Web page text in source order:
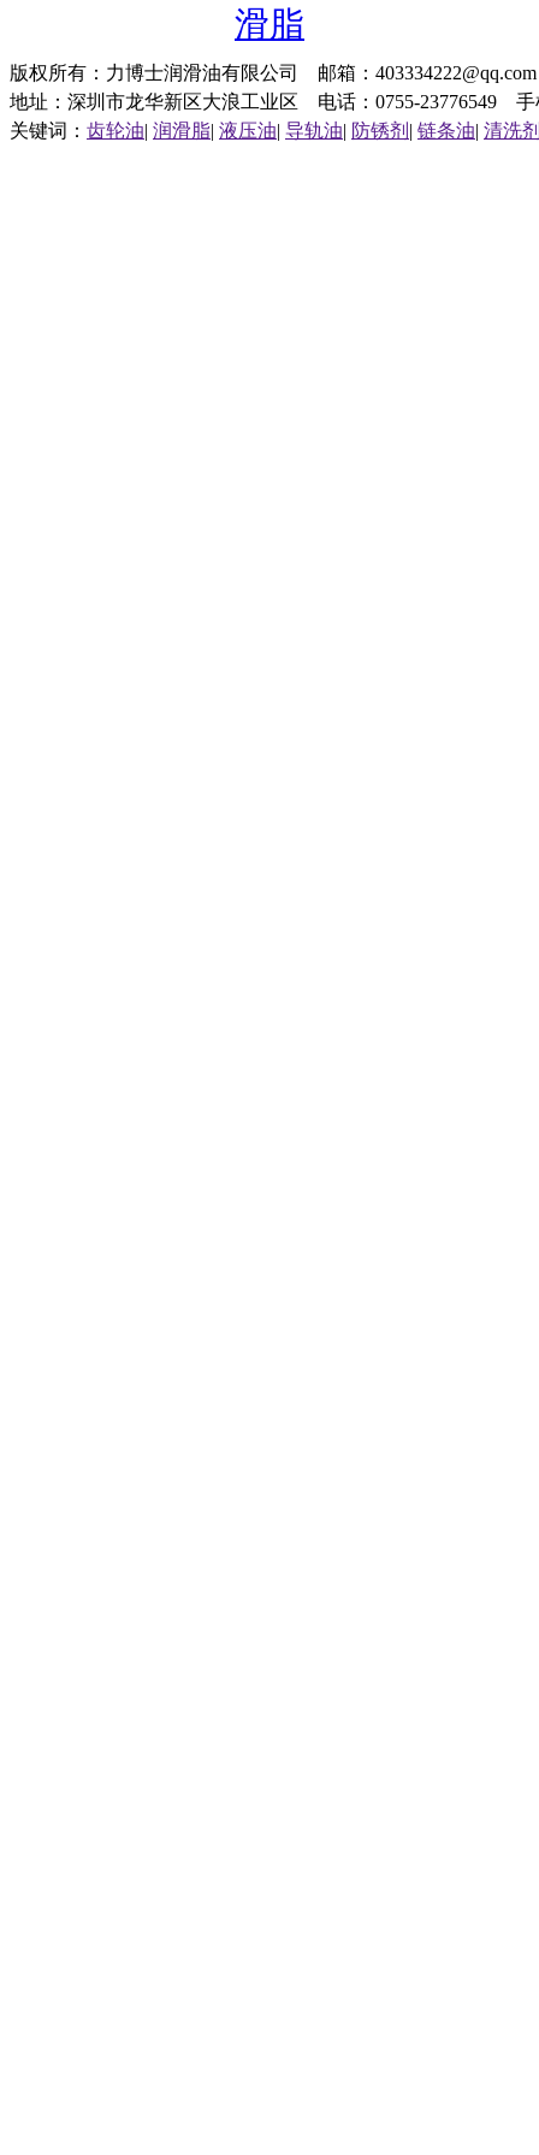
滑脂
版权所有：力博士润滑油有限公司 邮箱：
地址：深圳市龙华新区大浪工业区 电话：0755-23776549 手
关键词： 齿轮油| 润滑脂| 液压油| 导轨油| 防锈剂 | 链条油| 清洗